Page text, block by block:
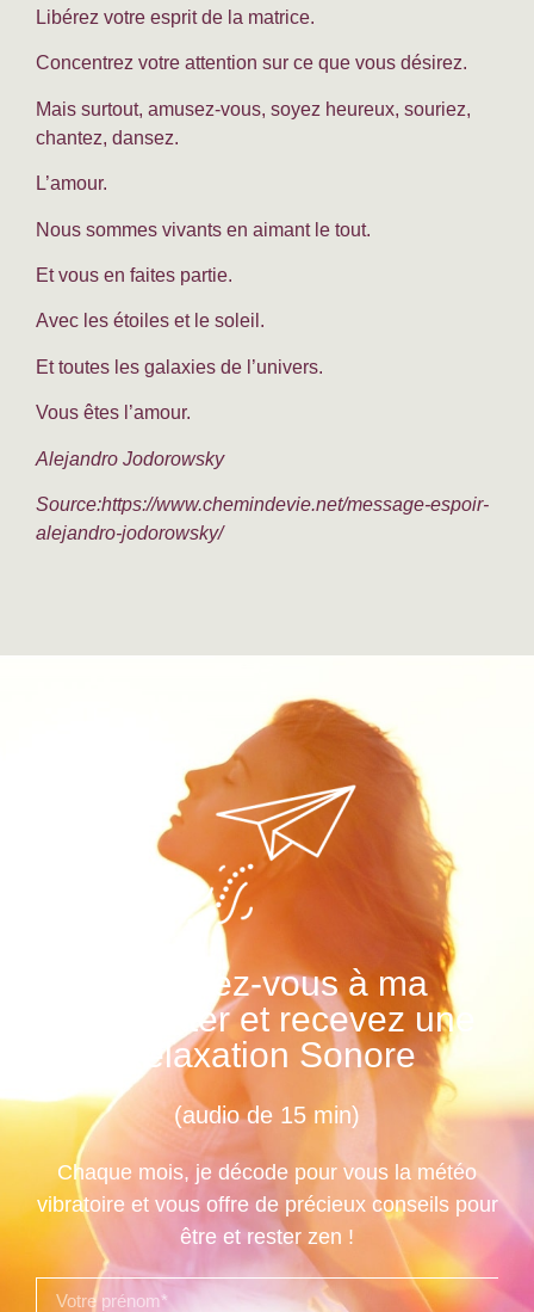
Libérez votre esprit de la matrice.
Concentrez votre attention sur ce que vous désirez.
Mais surtout, amusez-vous, soyez heureux, souriez,
chantez, dansez.
L’amour.
Nous sommes vivants en aimant le tout.
Et vous en faites partie.
Avec les étoiles et le soleil.
Et toutes les galaxies de l’univers.
Vous êtes l’amour.
Alejandro Jodorowsky
Source:https://www.chemindevie.net/message-espoir-
alejandro-jodorowsky/
Abonnez-vous à ma
Newsletter et recevez une
Relaxation Sonore
(audio de 15 min)
Chaque mois, je décode pour vous la météo
vibratoire et vous offre de précieux conseils pour
être et rester zen !